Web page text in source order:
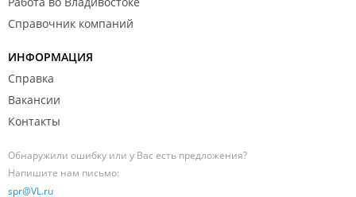
Справочник компаний
ИНФОРМАЦИЯ
Справка
Вакансии
Контакты
Обнаружили ошибку или у Вас есть предложения?
Напишите нам письмо:
spr@VL.ru